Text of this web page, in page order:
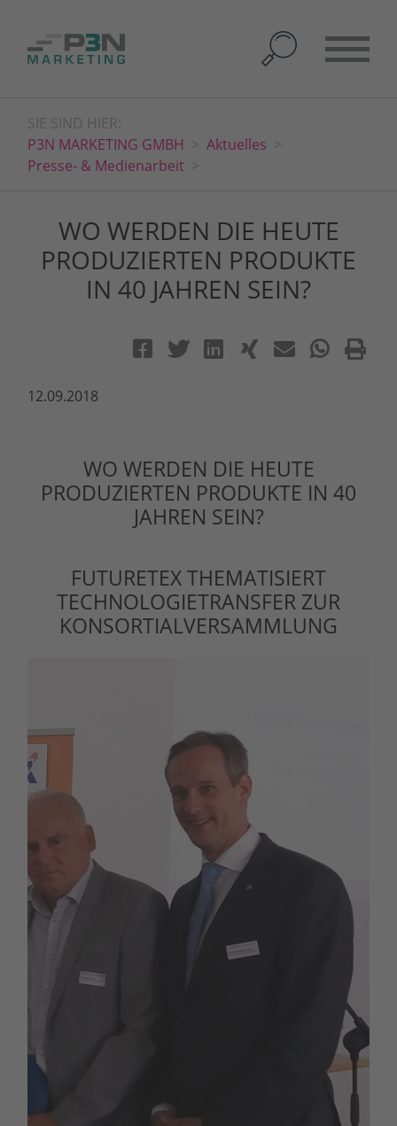
SIE SIND HIER:
P3N MARKETING GMBH
Aktuelles
Presse- & Medienarbeit
WO WERDEN DIE HEUTE
PRODUZIERTEN PRODUKTE
IN 40 JAHREN SEIN?
12.09.2018
WO WERDEN DIE HEUTE
PRODUZIERTEN PRODUKTE IN 40
JAHREN SEIN?
FUTURETEX THEMATISIERT
TECHNOLOGIETRANSFER ZUR
KONSORTIALVERSAMMLUNG